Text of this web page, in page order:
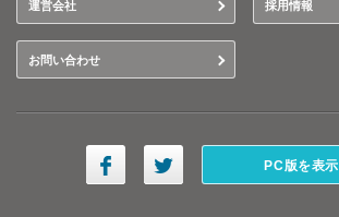
運営会社 採用情報
お問い合わせ
PC版を表示